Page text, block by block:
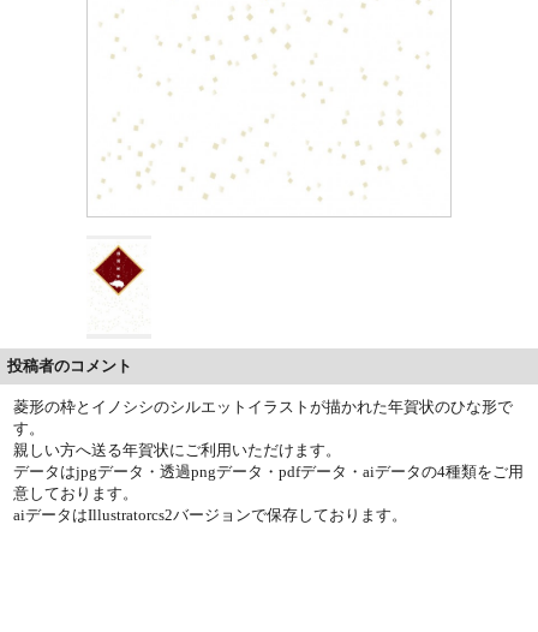
投稿者のコメント
菱形の枠とイノシシのシルエットイラストが描かれた年賀状のひな形で
す。
親しい方へ送る年賀状にご利用いただけます。
データはjpgデータ・透過pngデータ・pdfデータ・aiデータの4種類をご用
意しております。
aiデータはIllustratorcs2バージョンで保存しております。